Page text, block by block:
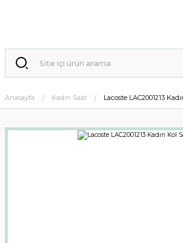
Anasayfa Kadın Saat Lacoste LAC2001213